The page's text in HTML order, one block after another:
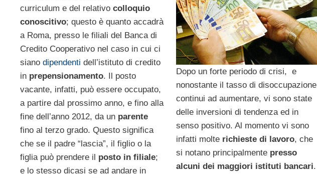
curriculum e del relativo colloquio
conoscitivo; questo è quanto accadrà
a Roma, presso le filiali del Banca di
Credito Cooperativo nel caso in cui ci
siano dipendenti dell’istituto di credito
in prepensionamento. Il posto
vacante, infatti, può essere occupato,
a partire dal prossimo anno, e fino alla
fine dell’anno 2012, da un parente
fino al terzo grado. Questo significa
che se il padre “lascia”, il figlio o la
figlia può prendere il posto in filiale;
e lo stesso dicasi se ad andare in
Dopo un forte periodo di crisi, e
nonostante il tasso di disoccupazione
continui ad aumentare, vi sono state
delle inversioni di tendenza ed in
senso positivo. Al momento vi sono
infatti molte richieste di lavoro, che
si notano principalmente presso
alcuni dei maggiori istituti bancari.